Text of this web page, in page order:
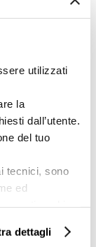
utilizzati
la
dall’utente.
del tuo
tecnici, sono
ed
utilizzati, solo
dettagli